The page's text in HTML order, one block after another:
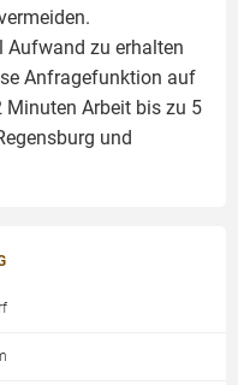
Aufwand zu erhalten
Anfragefunktion auf
Minuten Arbeit bis zu 5
und